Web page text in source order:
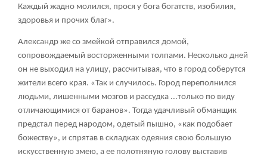
Каждый жадно молился, прося у бога богатств, изобилия,
здоровья и прочих благ».
Александр же со змейкой отправился домой,
сопровождаемый восторженными толпами. Несколько дней
он не выходил на улицу, рассчитывая, что в город соберутся
жители всего края. «Так и случилось. Город переполнился
людьми, лишенными мозгов и рассудка ...только по виду
отличающимися от баранов». Тогда удачливый обманщик
предстал перед народом, одетый пышно, «как подобает
божеству», и спрятав в складках одеяния свою большую
искусственную змею, а ее полотняную голову выставив